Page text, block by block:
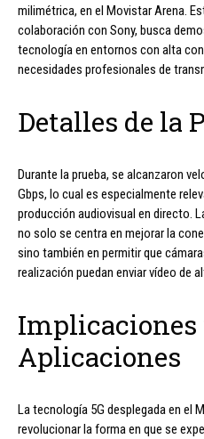
milimétrica, en el Movistar Arena.
colaboración con Sony, busca
tecnología en entornos con alta
necesidades profesionales de
Detalles de la
Durante la prueba, se alcanzaron
Gbps, lo cual es especialmente
producción audiovisual en directo.
no solo se centra en mejorar la
sino también en permitir que
realización puedan enviar vídeo de
Implicaciones
Aplicaciones
La tecnología 5G desplegada en el
revolucionar la forma en que se